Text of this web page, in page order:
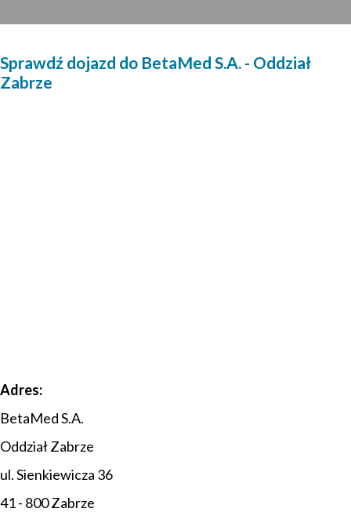
Sprawdź dojazd do BetaMed S.A. - Oddział
Zabrze
Adres:
BetaMed S.A.
Oddział Zabrze
ul. Sienkiewicza 36
41 - 800 Zabrze